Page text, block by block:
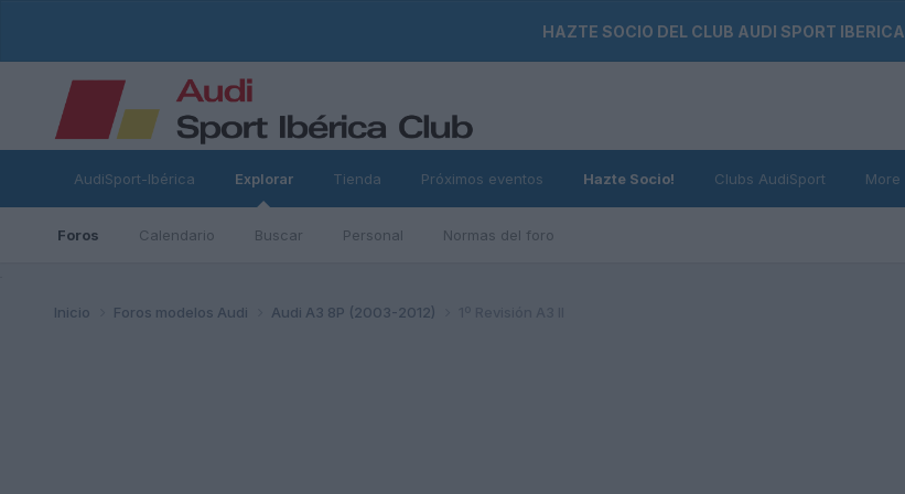
HAZTE SOCIO DEL CLUB AUDI SPORT IBERICA
AudiSport-Ibérica Explorar
Foros Calendario Buscar Personal Normas del foro
Tienda Próximos eventos Hazte Socio! Clubs AudiSport More
Inicio Foros modelos Audi Audi A3 8P (2003-2012)